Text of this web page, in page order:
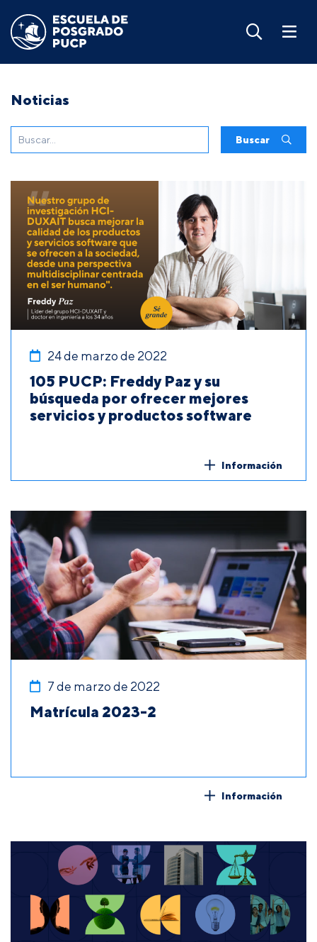
Noticias
Buscar
24 de marzo de 2022
105 PUCP: Freddy Paz y su
búsqueda por ofrecer mejores
servicios y productos software
Información
7 de marzo de 2022
Matrícula 2023-2
Información